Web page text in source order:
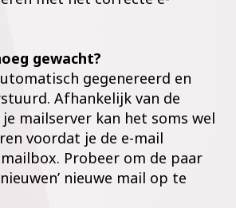
gewacht?
gegenereerd en
Afhankelijk van de
mailserver kan het soms wel
voordat je de e-mail
Probeer om de paar
nieuwe mail op te